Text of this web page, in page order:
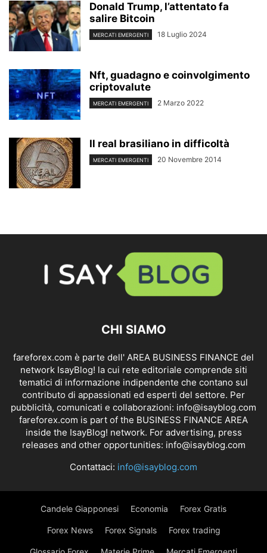
Donald Trump, l’attentato fa
salire Bitcoin
MERCATI EMERGENTI 18 Luglio 2024
Nft, guadagno e coinvolgimento
criptovalute
MERCATI EMERGENTI 2 Marzo 2022
Il real brasiliano in difficoltà
MERCATI EMERGENTI 20 Novembre 2014
CHI SIAMO
fareforex.com è parte dell' AREA BUSINESS FINANCE del
network IsayBlog! la cui rete editoriale comprende siti
tematici di informazione indipendente che contano sul
contributo di appassionati ed esperti del settore. Per
pubblicità, comunicati e collaborazioni: info@isayblog.com
fareforex.com is part of the BUSINESS FINANCE AREA
inside the IsayBlog! network. For advertising, press
releases and other opportunities: info@isayblog.com
Contattaci: info@isayblog.com
Candele Giapponesi Economia Forex Gratis
Forex News Forex Signals Forex trading